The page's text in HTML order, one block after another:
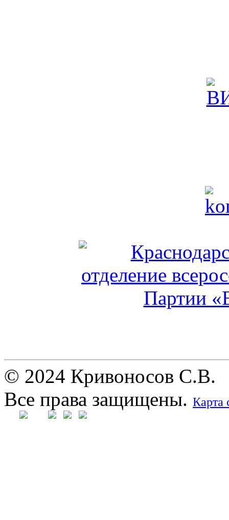
© 2024 Кривоносов С.В.
Все права защищены. Карта